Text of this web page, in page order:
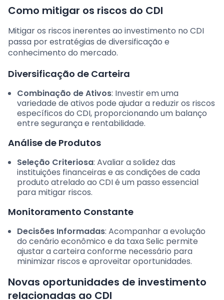
Como mitigar os riscos do CDI
Mitigar os riscos inerentes ao investimento no CDI
passa por estratégias de diversificação e
conhecimento do mercado.
Diversificação de Carteira
Combinação de Ativos: Investir em uma
variedade de ativos pode ajudar a reduzir os riscos
específicos do CDI, proporcionando um balanço
entre segurança e rentabilidade.
Análise de Produtos
Seleção Criteriosa: Avaliar a solidez das
instituições financeiras e as condições de cada
produto atrelado ao CDI é um passo essencial
para mitigar riscos.
Monitoramento Constante
Decisões Informadas: Acompanhar a evolução
do cenário econômico e da taxa Selic permite
ajustar a carteira conforme necessário para
minimizar riscos e aproveitar oportunidades.
Novas oportunidades de investimento
relacionadas ao CDI